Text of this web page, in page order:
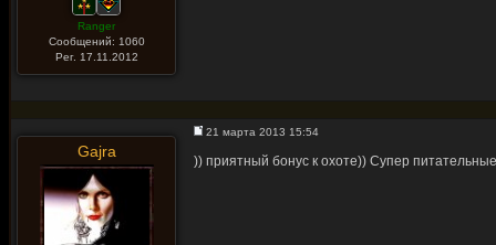
Ranger
Сообщений: 1060
Рег. 17.11.2012
Gajra
21 марта 2013 15:54
)) приятный бонус к охоте)) Супер